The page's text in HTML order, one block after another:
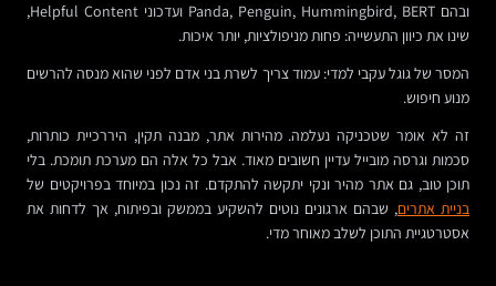
ובהם Panda, Penguin, Hummingbird, BERT ועדכוני Helpful Content,
שינו את כיוון התעשייה: פחות מניפולציות, יותר איכות.
המסר של גוגל עקבי למדי: עמוד צריך לשרת בני אדם לפני שהוא מנסה להרשים
מנוע חיפוש.
זה לא אומר שטכניקה נעלמה. מהירות אתר, מבנה תקין, היררכיית כותרות,
סכמות וגרסה מובייל עדיין חשובים מאוד. אבל כל אלה הם מערכת תומכת. בלי
תוכן טוב, גם אתר מהיר ונקי יתקשה להתקדם. זה נכון במיוחד בפרויקטים של
בניית אתרים, שבהם ארגונים נוטים להשקיע בממשק ובפיתוח, אך לדחות את
אסטרטגיית התוכן לשלב מאוחר מדי.